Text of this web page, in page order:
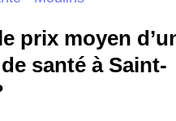
prix moyen
santé à Saint-